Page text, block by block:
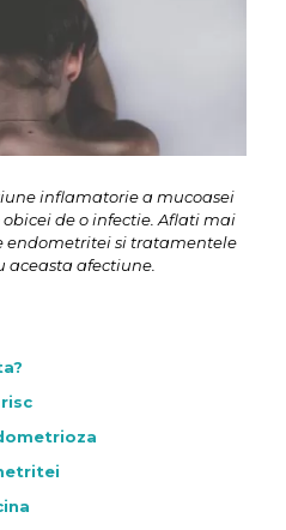
inflamatorie a mucoasei
de o infectie. Aflati mai
endometritei si tratamentele
aceasta afectiune.